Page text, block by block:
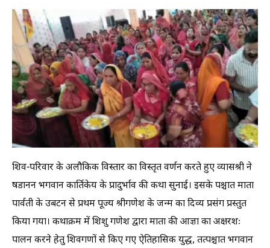
शिव-परिवार के अलौकिक विस्तार का विस्तृत वर्णन करते हुए व्यासश्री ने
षडानन भगवान कार्तिकेय के प्रादुर्भाव की कथा सुनाई। इसके पश्चात माता
पार्वती के उबटन से प्रथम पूज्य श्रीगणेश के जन्म का दिव्य प्रसंग प्रस्तुत
किया गया। कथाक्रम में शिशु गणेश द्वारा माता की आज्ञा का अक्षरशः
पालन करने हेतु शिवगणों से किए गए ऐतिहासिक युद्ध, तत्पश्चात भगवान